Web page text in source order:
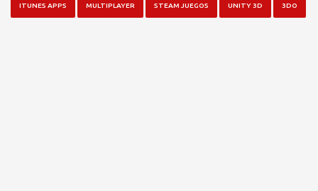
ITUNES APPS MULTIPLAYER STEAM JUEGOS UNITY 3D 3DO